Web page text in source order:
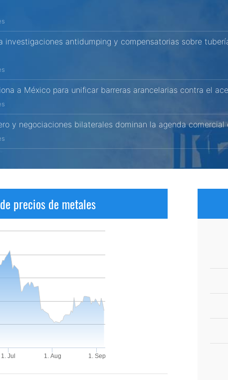
investigaciones antidumping y compensatorias sobre
a México para unificar barreras arancelarias contra el
y negociaciones bilaterales dominan la agenda
precios de metales
1. Jul 1. Aug 1. Sep